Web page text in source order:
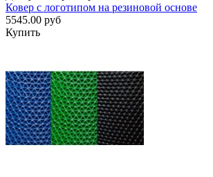
Ковер с логотипом на резиновой основе
5545.00 руб
Купить